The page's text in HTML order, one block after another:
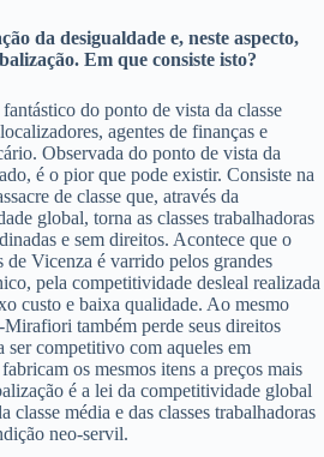
da desigualdade e, neste aspecto,
Em que consiste isto?
do ponto de vista da classe
agentes de finanças e
Observada do ponto de vista da
é o pior que pode existir. Consiste na
de classe que, através da
global, torna as classes trabalhadoras
e sem direitos. Acontece que o
de Vicenza é varrido pelos grandes
pela competitividade desleal realizada
custo e baixa qualidade. Ao mesmo
também perde seus direitos
ser competitivo com aqueles em
os mesmos itens a preços mais
é a lei da competitividade global
classe média e das classes trabalhadoras
neo-servil.